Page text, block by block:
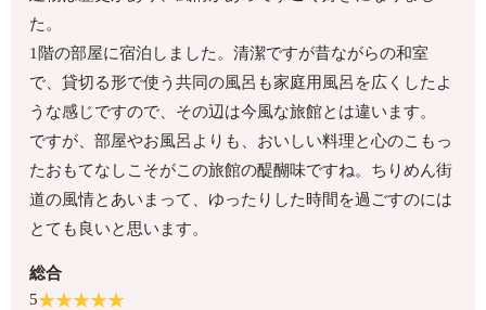
た。
1階の部屋に宿泊しました。清潔ですが昔ながらの和室
で、貸切る形で使う共同の風呂も家庭用風呂を広くしたよ
うな感じですので、その辺は今風な旅館とは違います。
ですが、部屋やお風呂よりも、おいしい料理と心のこもっ
たおもてなしこそがこの旅館の醍醐味ですね。ちりめん街
道の風情とあいまって、ゆったりした時間を過ごすのには
とても良いと思います。
総合
5